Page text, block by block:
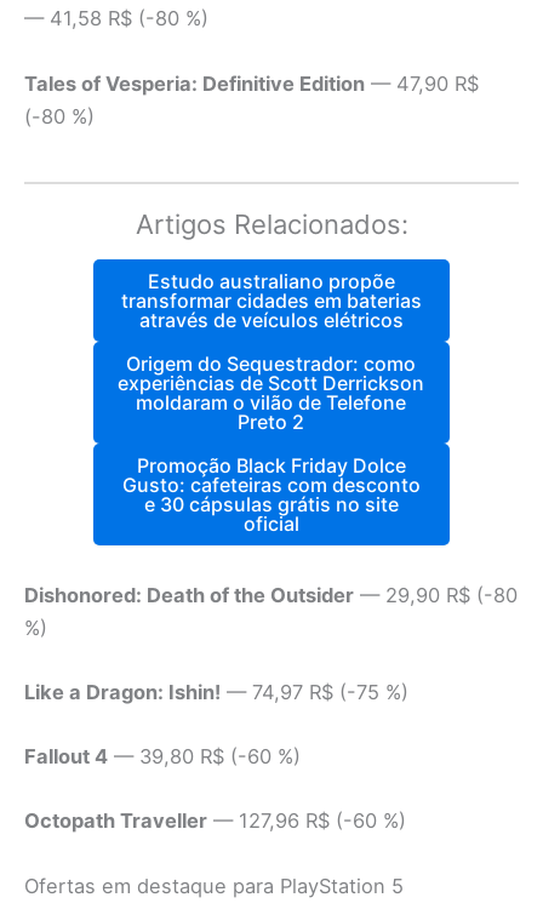
— 41,58 R$ (-80 %)
Tales of Vesperia: Definitive Edition — 47,90 R$
(-80 %)
Artigos Relacionados:
Estudo australiano propõe
transformar cidades em baterias
através de veículos elétricos
Origem do Sequestrador: como
experiências de Scott Derrickson
moldaram o vilão de Telefone
Preto 2
Promoção Black Friday Dolce
Gusto: cafeteiras com desconto
e 30 cápsulas grátis no site
oficial
Dishonored: Death of the Outsider — 29,90 R$ (-80
%)
Like a Dragon: Ishin! — 74,97 R$ (-75 %)
Fallout 4 — 39,80 R$ (-60 %)
Octopath Traveller — 127,96 R$ (-60 %)
Ofertas em destaque para PlayStation 5